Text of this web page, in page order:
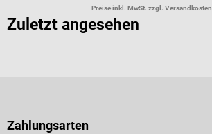
Preise inkl. MwSt. zzgl. Versandkosten
Zuletzt angesehen
Zahlungsarten